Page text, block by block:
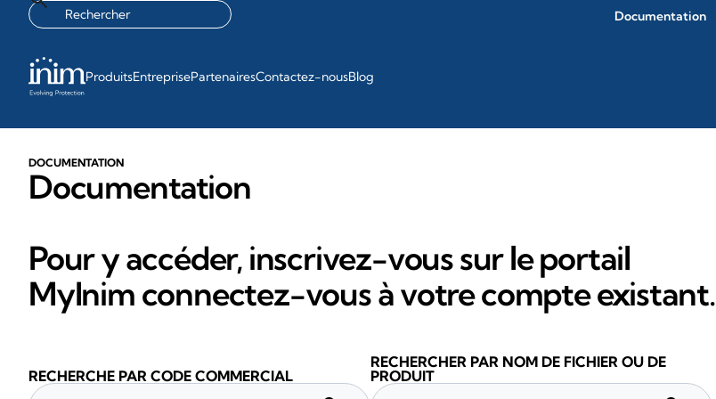
Documentation
ProduitsEntreprisePartenairesContactez-nousBlog
DOCUMENTATION
Documentation
Pour y accéder, inscrivez-vous sur le portail
MyInim connectez-vous à votre compte existant.
RECHERCHE PAR CODE COMMERCIAL
RECHERCHER PAR NOM DE FICHIER OU DE
PRODUIT